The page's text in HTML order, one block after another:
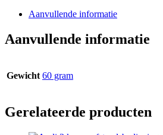
Aanvullende informatie
Aanvullende informatie
Gewicht 60 gram
Gerelateerde producten